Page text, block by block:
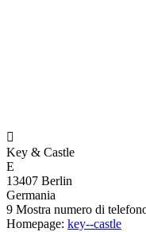

Key & Castle
E
13407 Berlin
Germania
9 Mostra numero di
Homepage: key--castle